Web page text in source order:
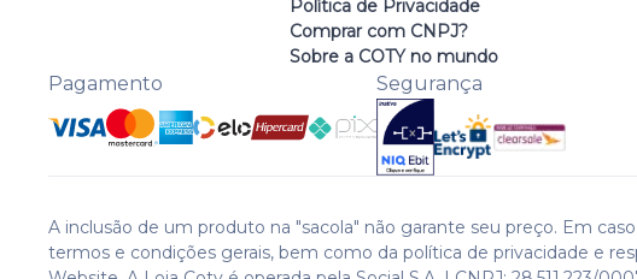
Política de Privacidade
Comprar com CNPJ?
Sobre a COTY no mundo
Pagamento Segurança
A inclusão de um produto na "sacola" não garante seu preço. Em
termos e condições gerais, bem como da política de privacidade e